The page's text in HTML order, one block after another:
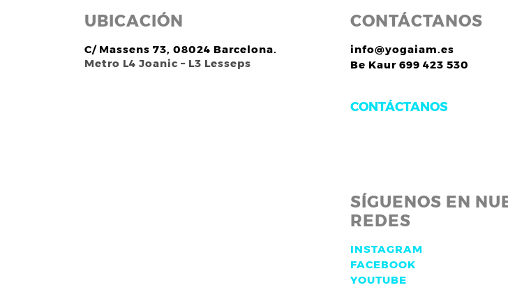
UBICACIÓN
C/ Massens 73, 08024 Barcelona.
Metro L4 Joanic – L3 Lesseps
CONTÁCTANOS
info@yogaiam.es
Be Kaur 699 423 530
CONTÁCTANOS
SÍGUENOS EN
REDES
INSTAGRAM
FACEBOOK
YOUTUBE